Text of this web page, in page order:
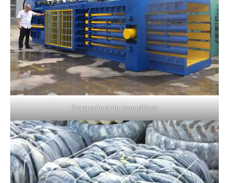
Empacadora de neumáticos